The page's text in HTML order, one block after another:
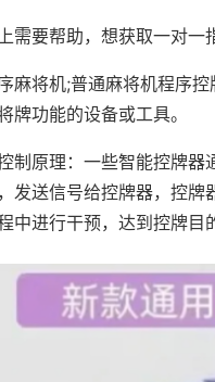
需要帮助，想获取一对一
麻将机;普通麻将机程序
牌功能的设备或工具。
制原理：一些智能控牌
发送信号给控牌器，控
中进行干预，达到控牌目